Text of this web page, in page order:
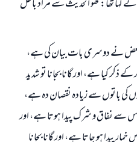
كہا تھا: لھو الحديث سے مراد باطل
بعض نے دوسرى بات بيان كي ہے،
كيا ہے، اور گانا بجانا تو شديد
كى باتوں سے زيادہ نقصان دہ ہے،
اس سے نفاق و شرك پيدا ہوتا ہے، اور